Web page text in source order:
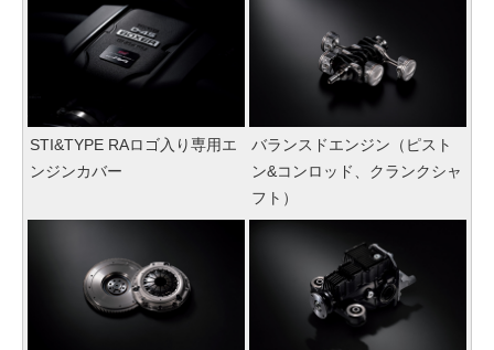
STI&TYPE RAロゴ入り専用エ
ンジンカバー
バランスドエンジン（ピスト
ン&コンロッド、クランクシャ
フト）